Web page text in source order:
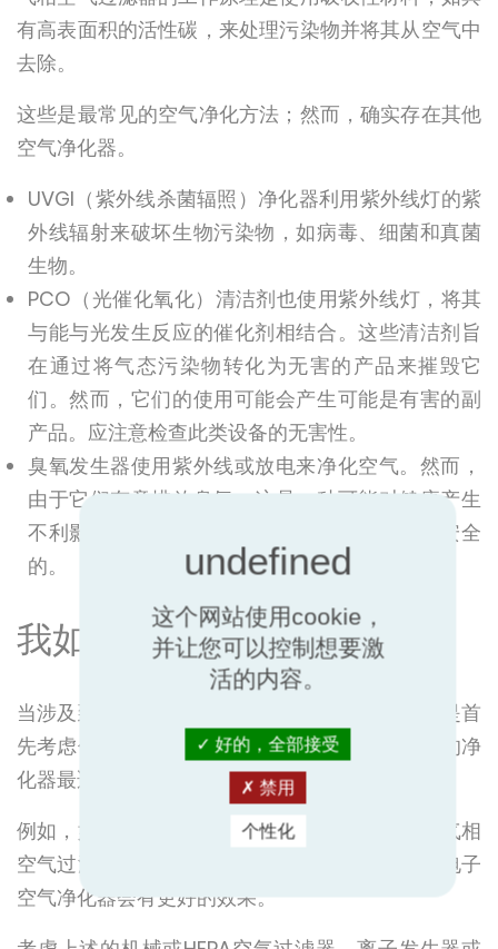
有高表面积的活性碳，来处理污染物并将其从空气中
去除。
这些是最常见的空气净化方法；然而，确实存在其他
空气净化器。
UVGI（紫外线杀菌辐照）净化器利用紫外线灯的紫
外线辐射来破坏生物污染物，如病毒、细菌和真菌
生物。
PCO（光催化氧化）清洁剂也使用紫外线灯，将其
与能与光发生反应的催化剂相结合。这些清洁剂旨
在通过将气态污染物转化为无害的产品来摧毁它
们。然而，它们的使用可能会产生可能是有害的副
产品。应注意检查此类设备的无害性。
臭氧发生器使用紫外线或放电来净化空气。然而，
由于它们有意排放臭氧，这是一种可能对健康产生
不利影响的肺部刺激物，因此在室内使用是不安全
的。
我如何选择空气净化器？
当涉及到为你选择理想的空气净化器时，重要的是首
先考虑你要清除什么类型的污染，以及什么类型的净
化器最适合这种情况。
例如，如果你试图清除环境中的宠物皮屑，使用气相
空气过滤器就不合适。你使用机械空气过滤器或电子
空气净化器会有更好的效果。
这个网站使用cookie，
并让您可以控制想要激
活的内容。
好的，全部接受
禁用
个性化